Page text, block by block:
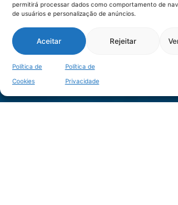
permitirá processar dados como comportamento de
de usuários e personalização de anúncios.
Aceitar Rejeitar
Política de
Cookies
Política de
Privacidade
LOCALIZAÇÃO